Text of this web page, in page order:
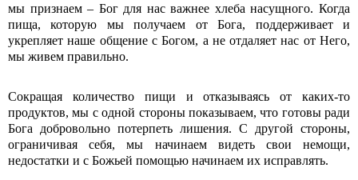
мы признаем – Бог для нас важнее хлеба насущного. Когда
пища, которую мы получаем от Бога, поддерживает и
укрепляет наше общение с Богом, а не отдаляет нас от Него,
мы живем правильно.
Сокращая количество пищи и отказываясь от каких-то
продуктов, мы с одной стороны показываем, что готовы ради
Бога добровольно потерпеть лишения. С другой стороны,
ограничивая себя, мы начинаем видеть свои немощи,
недостатки и с Божьей помощью начинаем их исправлять.